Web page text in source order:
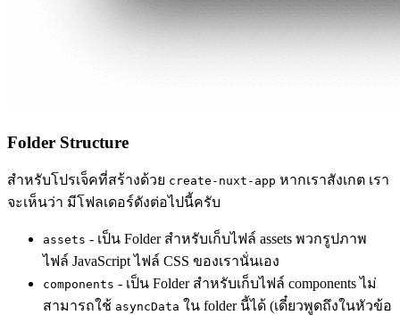
Folder Structure
สำหรับโปรเจ็คที่สร้างด้วย create-nuxt-app หากเราสังเกต เรา
จะเห็นว่า มีโฟลเดอร์ดังต่อไปนี้ครับ
assets - เป็น Folder สำหรับเก็บไฟล์ assets พวกรูปภาพ
ไฟล์ JavaScript ไฟล์ CSS ของเรานั่นเอง
components - เป็น Folder สำหรับเก็บไฟล์ components ไม่
สามารถใช้ asyncData ใน folder นี้ได้ (เดี๋ยวพูดถึงในหัวข้อ